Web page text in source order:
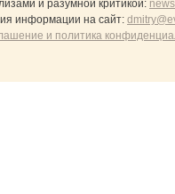
и разумной критикой:
информации на сайт:
и политика